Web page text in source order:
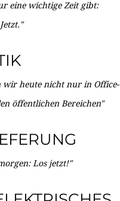
eine wichtige Zeit gibt:
wir heute nicht nur in Office-
öffentlichen Bereichen"
Los jetzt!"